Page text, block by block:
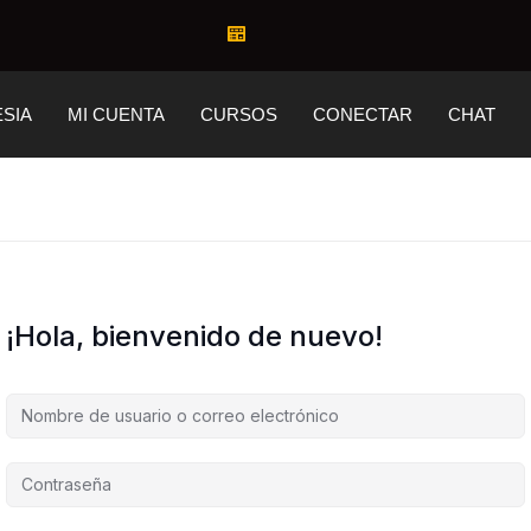
MI CUENTA CURSOS CONECTAR CHAT
¡Hola, bienvenido de nuevo!